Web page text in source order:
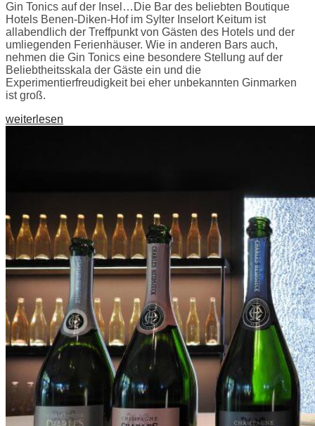
Gin Tonics auf der Insel…Die Bar des beliebten Boutique
Hotels Benen-Diken-Hof im Sylter Inselort Keitum ist
allabendlich der Treffpunkt von Gästen des Hotels und der
umliegenden Ferienhäuser. Wie in anderen Bars auch,
nehmen die Gin Tonics eine besondere Stellung auf der
Beliebtheitsskala der Gäste ein und die
Experimentierfreudigkeit bei eher unbekannten Ginmarken
ist groß.
weiterlesen